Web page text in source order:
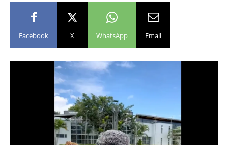
Facebook X WhatsApp Email